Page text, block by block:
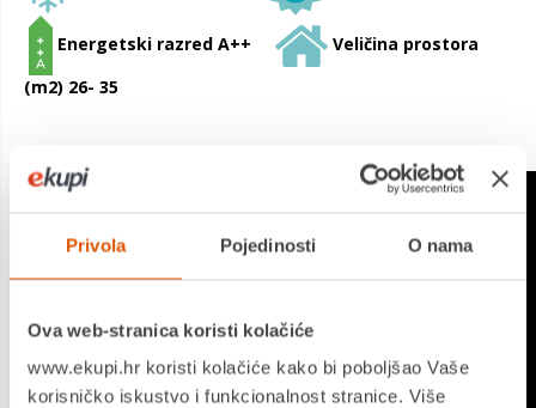
Privola Pojedinosti O nama
Ova web-stranica koristi kolačiće
www.ekupi.hr koristi kolačiće kako bi poboljšao Vaše
korisničko iskustvo i funkcionalnost stranice. Više
Energetski razred A++
Veličina prostora
(m2) 26- 35